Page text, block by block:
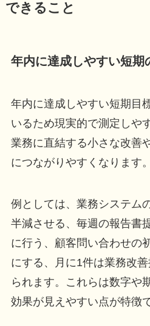
できること
年内に達成しやすい短期
年内に達成しやすい短期目
いるため現実的で測定しや
業務に直結する小さな改善
につながりやすくなります。
例としては、業務システム
半減させる、毎週の報告書
に行う、顧客問い合わせの
にする、月に1件は業務改
られます。これらは数字や
効果が見えやすい点が特徴